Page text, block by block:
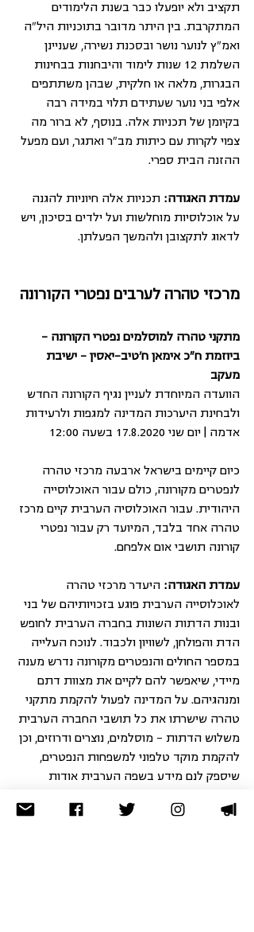
תקציב ולא יופעלו כבר בשנת הלימודים
המתקרבת. בין היתר מדובר בתוכניות היל"ה
ואמ"ץ לנוער נושר ובסכנת נשירה, שעניינן
השלמת 12 שנות לימוד והיבחנות בבחינות
הבגרות, מלאה או חלקית, שבהן משתתפים
אלפי בני נוער שעתידם תלוי במידה רבה
בקיומן של תכניות אלה. בנוסף, לא ברור מה
צפוי לקרות עם כיתות מב"ר ואתגר, ועם מפעל
ההזנה הבית ספרי.
עמדת האגודה: תכניות אלה חיוניות להגנה
על אוכלוסיות מוחלשות ועל ילדים בסיכון, ויש
לדאוג לתקצובן ולהמשך הפעלתן.
מרכזי טהרה לערבים נפטרי הקורונה
מתקני טהרה למוסלמים נפטרי הקורונה -
ביוזמת ח"כ אימאן ח'טיב-יאסין - ישיבת
מעקב
הוועדה המיוחדת לעניין נגיף הקורונה החדש
ולבחינת היערכות המדינה למגפות ולרעידות
אדמה | יום שני 17.8.2020 בשעה 12:00
כיום קיימים בישראל ארבעה מרכזי טהרה
לנפטרים מקורונה, כולם עבור האוכלוסייה
היהודית. עבור האוכלוסיה הערבית קיים מרכז
טהרה אחד בלבד, המיועד רק עבור נפטרי
קורונה תושבי אום אלפחם.
עמדת האגודה: היעדר מרכזי טהרה
לאוכלוסייה הערבית פוגע בזכויותיהם של בני
ובנות הדתות השונות בחברה הערבית לחופש
הדת והפולחן, לשוויון ולכבוד. לנוכח העלייה
במספר החולים והנפטרים מקורונה נדרש מענה
מיידי, שיאפשר להם לקיים את מצוות דתם
ומנהגיהם. על המדינה לפעול להקמת מתקני
טהרה שישרתו את כל תושבי החברה הערבית
משלוש הדתות – מוסלמים, נוצרים ודרוזים, וכן
להקמת מוקד טלפוני למשפחות הנפטרים,
שיספק לנם מידע בשפה הערבית אודות
האזרח עתירה לבג"ץ בעניין זה.
להרחבה